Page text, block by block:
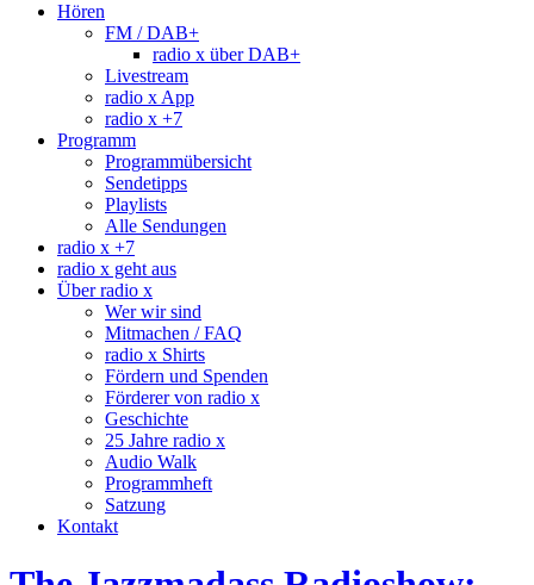
Hören
FM / DAB+
radio x über DAB+
Livestream
radio x App
radio x +7
Programm
Programmübersicht
Sendetipps
Playlists
Alle Sendungen
radio x +7
radio x geht aus
Über radio x
Wer wir sind
Mitmachen / FAQ
radio x Shirts
Fördern und Spenden
Förderer von radio x
Geschichte
25 Jahre radio x
Audio Walk
Programmheft
Satzung
Kontakt